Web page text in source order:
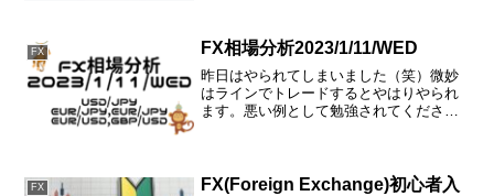
21:30〜⭐...
FX FX相場分析2023/1/11/WED
昨日はやられてしまいました（笑）微妙
はラインでトレードするとやはりやられ
ます。悪い例として勉強されてください
ナス...
FX
FX(Foreign Exchange)初心者入